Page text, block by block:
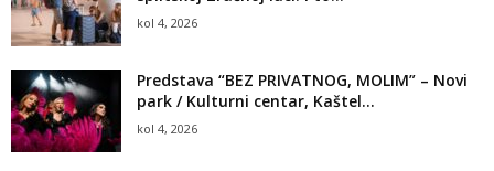
kol 4, 2026
Predstava “BEZ PRIVATNOG, MOLIM” – Novi
park / Kulturni centar, Kaštel...
kol 4, 2026